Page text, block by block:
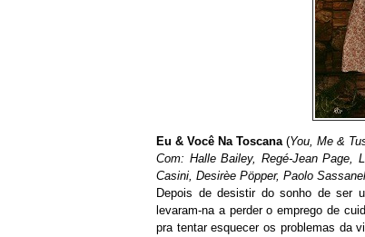
Eu & Você Na Toscana(You, Me &
Com: Halle Bailey, Regé-Jean Page,
Casini, Desirèe Pöpper, Paolo
Depois de desistir do sonho de ser
levaram-na a perder o emprego de
pra tentar esquecer os problemas da